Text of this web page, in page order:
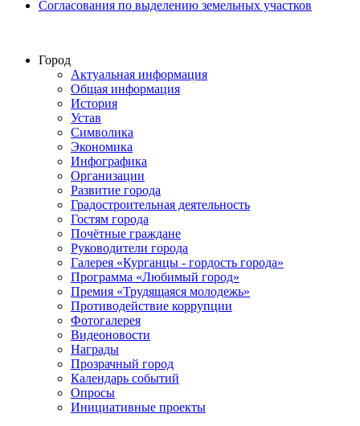
Согласования по выделению земельных участков
Город
Актуальная информация
Общая информация
История
Устав
Символика
Экономика
Инфографика
Организации
Развитие города
Градостроительная деятельность
Гостям города
Почётные граждане
Руководители города
Галерея «Курганцы - гордость города»
Программа «Любимый город»
Премия «Трудящаяся молодежь»
Противодействие коррупции
Фотогалерея
Видеоновости
Награды
Прозрачный город
Календарь событий
Опросы
Инициативные проекты